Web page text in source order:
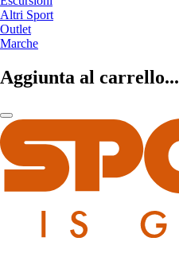
Altri Sport
Outlet
Marche
Aggiunta al carrello...